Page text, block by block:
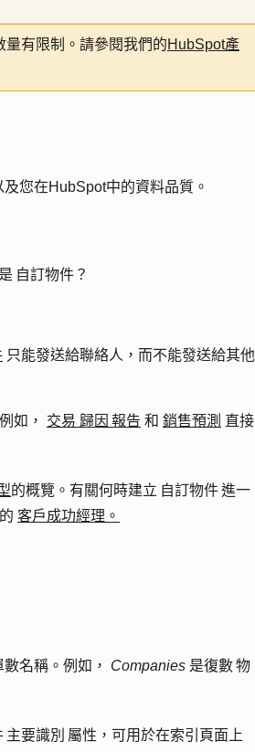
量有限制。請參閱我們的HubSpot產
您在HubSpot中的資料品質。
自訂物件？
只能發送給聯絡人，而不能發送給其他
如， 交易 歸因 報告 和 銷售預測 直接
的概覽。有關何時建立 自訂物件 進一
客戶成功經理。
名稱。例如， Companies 是復數 物
主要識別 屬性，可用於在索引頁面上